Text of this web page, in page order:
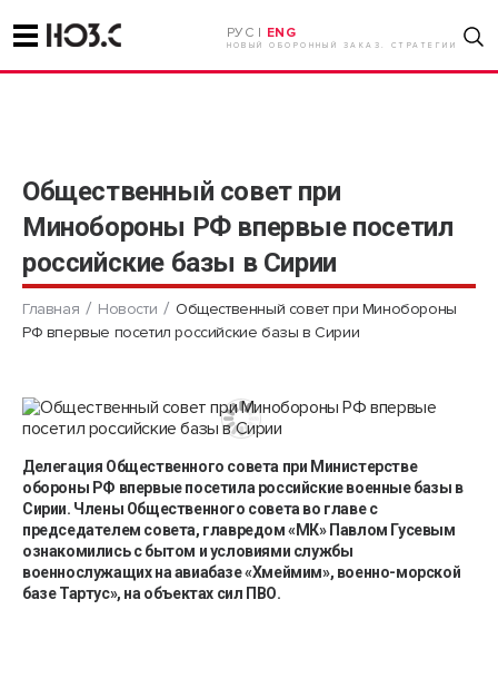
РУС | ENG
НОВЫЙ ОБОРОННЫЙ ЗАКАЗ. СТРАТЕГИИ
Общественный совет при
Минобороны РФ впервые посетил
российские базы в Сирии
Главная Новости
Общественный совет при Минобороны
РФ впервые посетил российские базы в Сирии
Делегация Общественного совета при Министерстве
обороны РФ впервые посетила российские военные базы в
Сирии. Члены Общественного совета во главе с
председателем совета, главредом «МК» Павлом Гусевым
ознакомились с бытом и условиями службы
военнослужащих на авиабазе «Хмеймим», военно-морской
базе Тартус», на объектах сил ПВО.